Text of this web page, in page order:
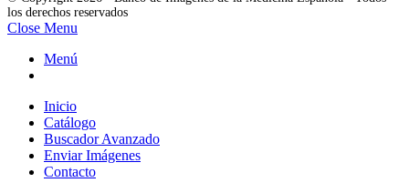
los derechos reservados
Close Menu
Menú
Inicio
Catálogo
Buscador Avanzado
Enviar Imágenes
Contacto